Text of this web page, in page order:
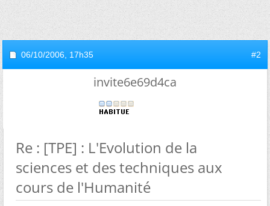
06/10/2006, 17h35 #2
invite6e69d4ca
Re : [TPE] : L'Evolution de la
sciences et des techniques aux
cours de l'Humanité